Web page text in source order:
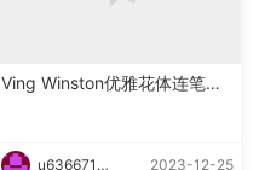
Ving Winston优雅花体连笔英
u6366719 2023-12-25